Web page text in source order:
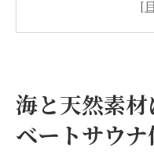
伊根町の海
自然と調和す
し方
海と天然素材
ベートサウ